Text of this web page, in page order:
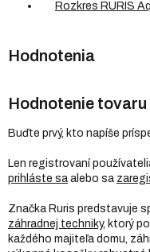
Rozkres RURIS
Hodnotenie tovaru
Buďte prvý, kto napíše
Len registrovaní
prihláste sa alebo sa
Značka Ruris predstavuje
záhradnej techniky, ktorý
každého majiteľa domu,